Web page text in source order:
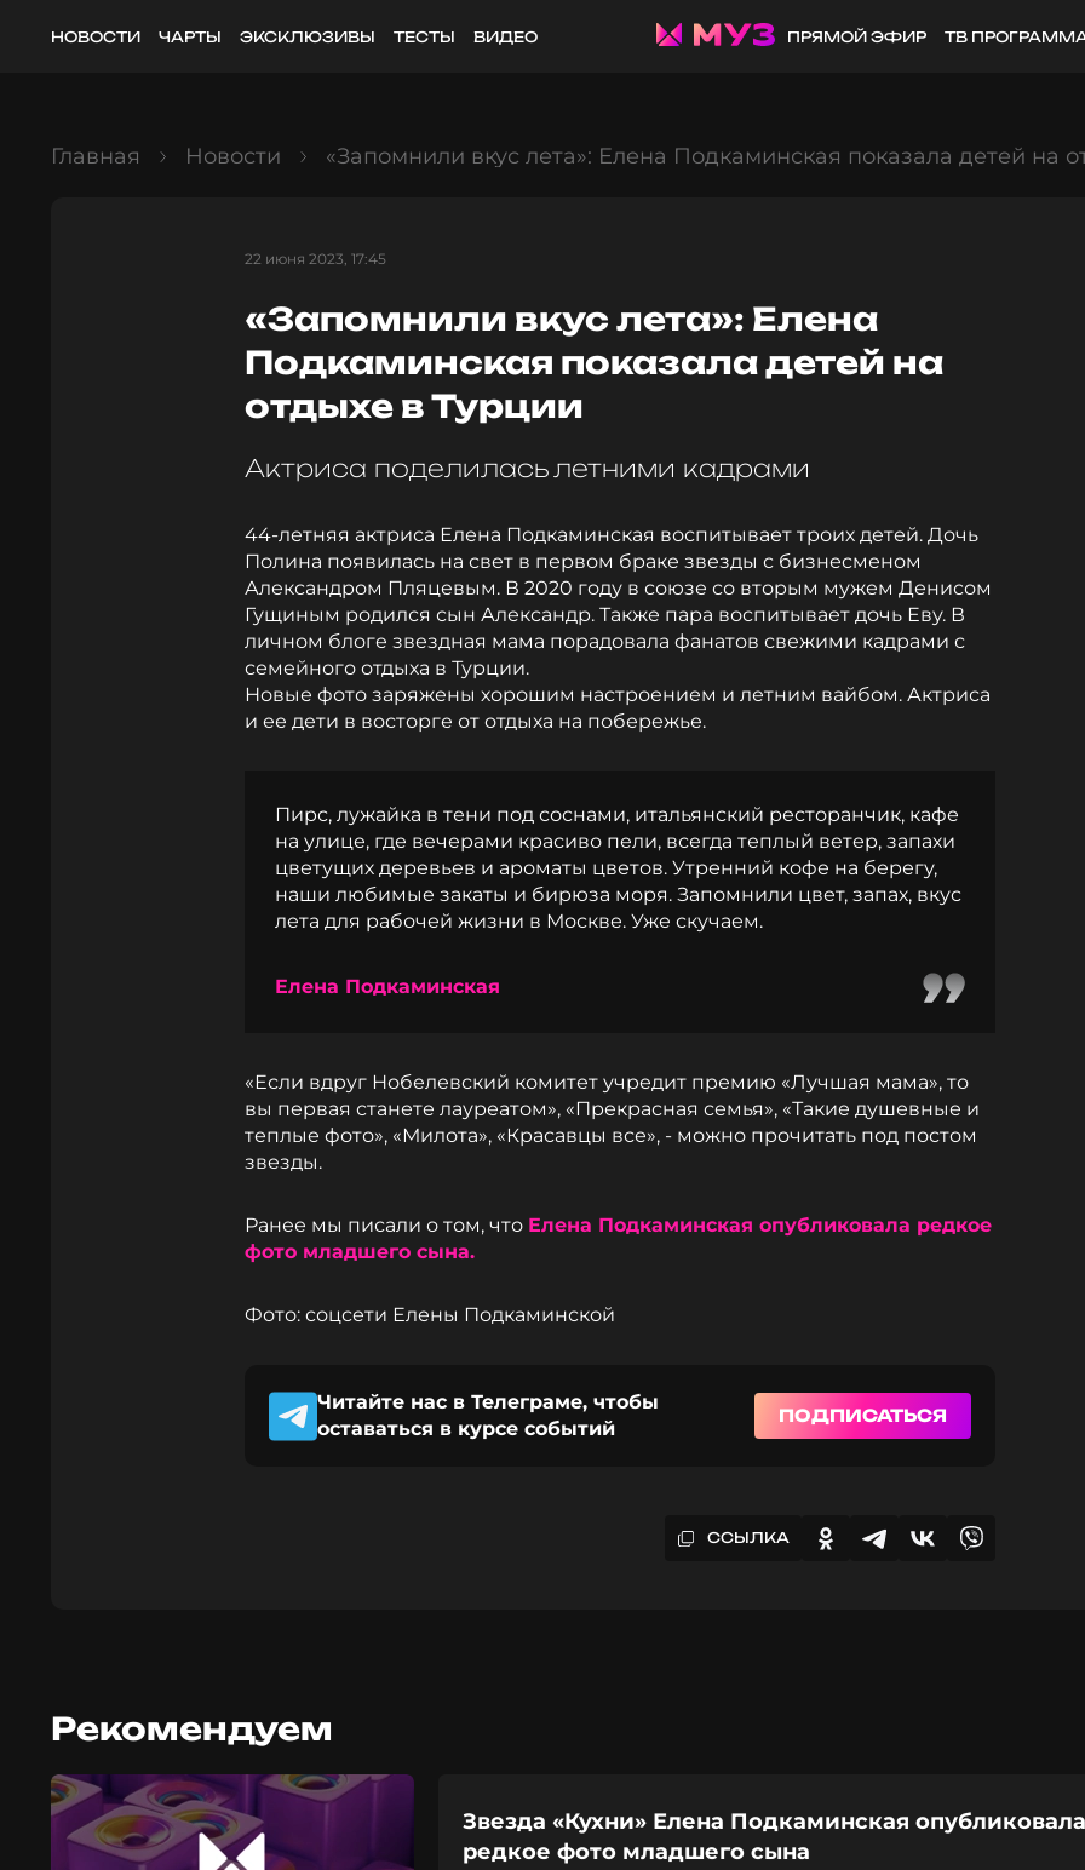
НОВОСТИ ЧАРТЫ ЭКСКЛЮЗИВЫ ТЕСТЫ ВИДЕО ПРЯМОЙ ЭФИР ТВ
Главная Новости «Запомнили вкус лета»: Елена Подкаминская показала детей на
22 июня 2023, 17:45
«Запомнили вкус лета»: Елена
Подкаминская показала детей на
отдыхе в Турции
Актриса поделилась летними кадрами
44-летняя актриса Елена Подкаминская воспитывает троих детей. Дочь
Полина появилась на свет в первом браке звезды с бизнесменом
Александром Пляцевым. В 2020 году в союзе со вторым мужем Денисом
Гущиным родился сын Александр. Также пара воспитывает дочь Еву. В
личном блоге звездная мама порадовала фанатов свежими кадрами с
семейного отдыха в Турции.
Новые фото заряжены хорошим настроением и летним вайбом. Актриса
и ее дети в восторге от отдыха на побережье.
Пирс, лужайка в тени под соснами, итальянский ресторанчик, кафе
на улице, где вечерами красиво пели, всегда теплый ветер, запахи
цветущих деревьев и ароматы цветов. Утренний кофе на берегу,
наши любимые закаты и бирюза моря. Запомнили цвет, запах, вкус
лета для рабочей жизни в Москве. Уже скучаем.
Елена Подкаминская
«Если вдруг Нобелевский комитет учредит премию «Лучшая мама», то
вы первая станете лауреатом», «Прекрасная семья», «Такие душевные и
теплые фото», «Милота», «Красавцы все», - можно прочитать под постом
звезды.
Ранее мы писали о том, что Елена Подкаминская опубликовала редкое
фото младшего сына.
Фото: соцсети Елены Подкаминской
Читайте нас в Телеграме, чтобы
оставаться в курсе событий
ПОДПИСАТЬСЯ
ССЫЛКА
Рекомендуем
Звезда «Кухни» Елена Подкаминская опубликовала
редкое фото младшего сына